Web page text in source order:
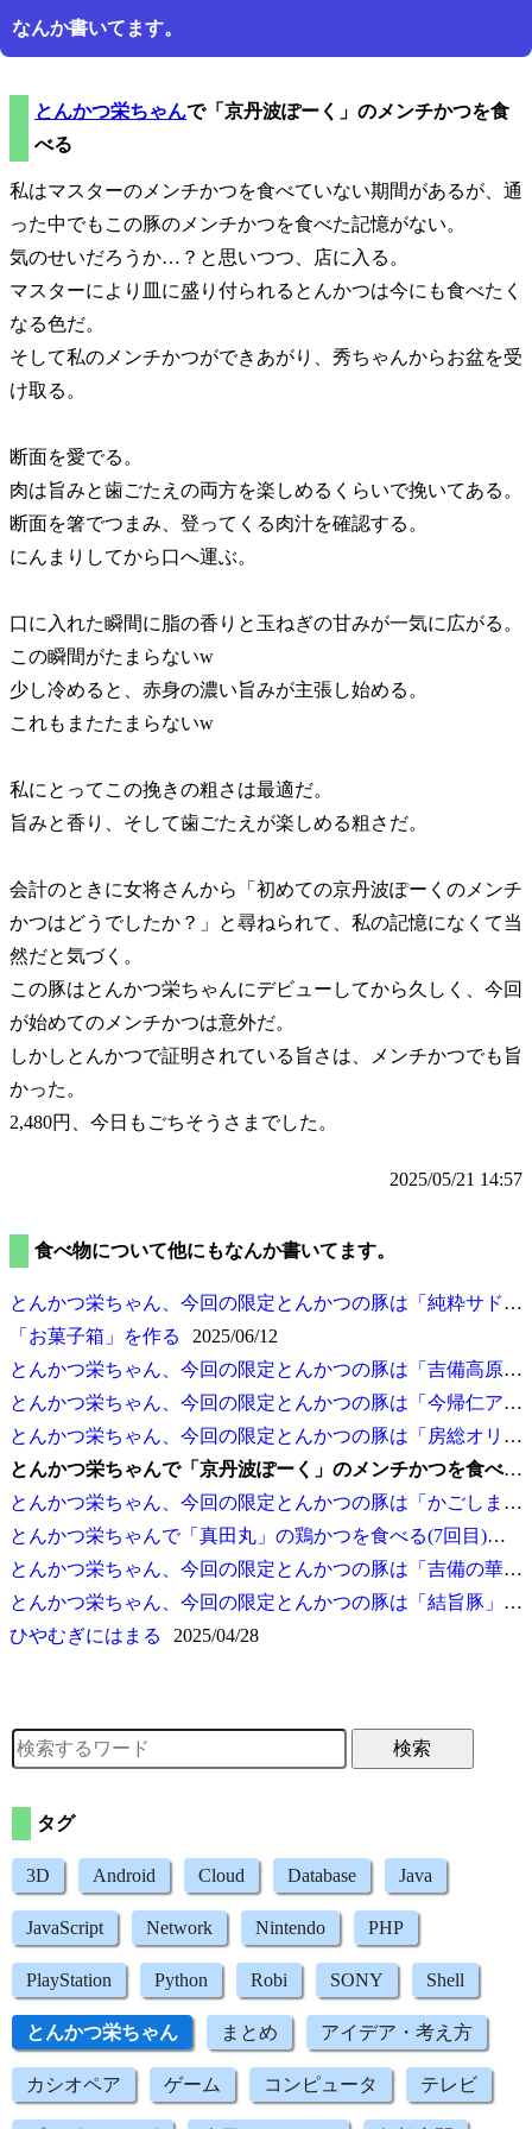
なんか書いてます。
とんかつ栄ちゃんで 京丹波ぽーく
のメンチかつを食
べる
私はマスターのメンチかつを食べていない期間があるが、通
った中でもこの豚のメンチかつを食べた記憶がない。
気のせいだろうか…？と思いつつ、店に入る。
マスターにより皿に盛り付られるとんかつは今にも食べたく
なる色だ。
そして私のメンチかつができあがり、秀ちゃんからお盆を受
け取る。
断面を愛でる。
肉は旨みと歯ごたえの両方を楽しめるくらいで挽いてある。
断面を箸でつまみ、登ってくる肉汁を確認する。
にんまりしてから口へ運ぶ。
口に入れた瞬間に脂の香りと玉ねぎの甘みが一気に広がる。
この瞬間がたまらないw
少し冷めると、赤身の濃い旨みが主張し始める。
これもまたたまらないw
私にとってこの挽きの粗さは最適だ。
旨みと香り、そして歯ごたえが楽しめる粗さだ。
会計のときに女将さんから
初めての京丹波ぽーくのメンチ
かつはどうでしたか？
と尋ねられて、私の記憶になくて当
然だと気づく。
この豚はとんかつ栄ちゃんにデビューしてから久しく、今回
が始めてのメンチかつは意外だ。
しかしとんかつで証明されている旨さは、メンチかつでも旨
かった。
2,480円、今日もごちそうさまでした。
2025/05/21 14:57
食べ物について他にもなんか書いてます。
とんかつ栄ちゃん、今回の限定とんかつの豚は
純粋サドルバック
お菓子箱
を作る
2025/06/12
とんかつ栄ちゃん、今回の限定とんかつの豚は
吉備高原豚BLACK
とんかつ栄ちゃん、今回の限定とんかつの豚は
今帰仁アグー
とんかつ栄ちゃん、今回の限定とんかつの豚は
房総オリヴィアポーク
とんかつ栄ちゃんで
京丹波ぽーく
のメンチかつを食べる
とんかつ栄ちゃん、今回の限定とんかつの豚は
かごしま黒豚さつま
とんかつ栄ちゃんで
真田丸 の鶏かつを食べる(7回目)
とんかつ栄ちゃん、今回の限定とんかつの豚は
吉備の華
とんかつ栄ちゃん、今回の限定とんかつの豚は
結旨豚
(7
ひやむぎにはまる
2025/04/28
検索
タグ
3D Android Cloud Database Java
JavaScript Network Nintendo PHP
PlayStation Python Robi SONY Shell
とんかつ栄ちゃん まとめ アイデア・考え方
カシオペア ゲーム コンピュータ テレビ